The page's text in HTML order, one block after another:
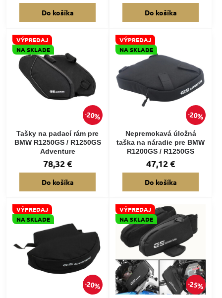
Do košíka Do košíka
20%
VÝPREDAJ
NA SKLADE
Tašky na padací rám pre
BMW R1250GS / R1250GS
Adventure
78,32 €
Do košíka
20%
VÝPREDAJ
NA SKLADE
Nepremokavá úložná
taška na náradie pre BMW
R1200GS / R1250GS
47,12 €
Do košíka
20%
VÝPREDAJ
NA SKLADE
25%
VÝPREDAJ
NA SKLADE